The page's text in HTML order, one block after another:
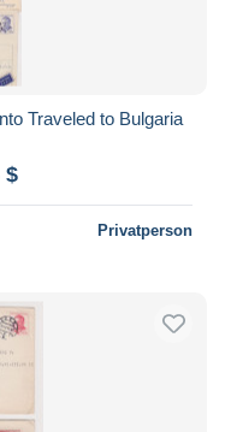
Traveled to Bulgaria
$
Privatperson